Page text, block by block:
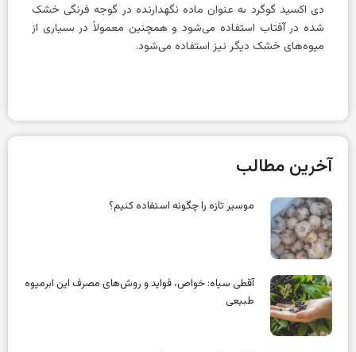
دی اکسید گوگرد به عنوان ماده نگهدارنده در گوجه فرنگی خشک
شده در آفتاب استفاده می‌شود و همچنین معمولاً در بسیاری از
میوه‌های خشک دیگر نیز استفاده می‌شود.
آخرین مطالب
موسیر تازه را چگونه استفاده کنیم؟
آقطی سیاه: خواص، فواید و روش‌های مصرف این ابرمیوه
طبیعی